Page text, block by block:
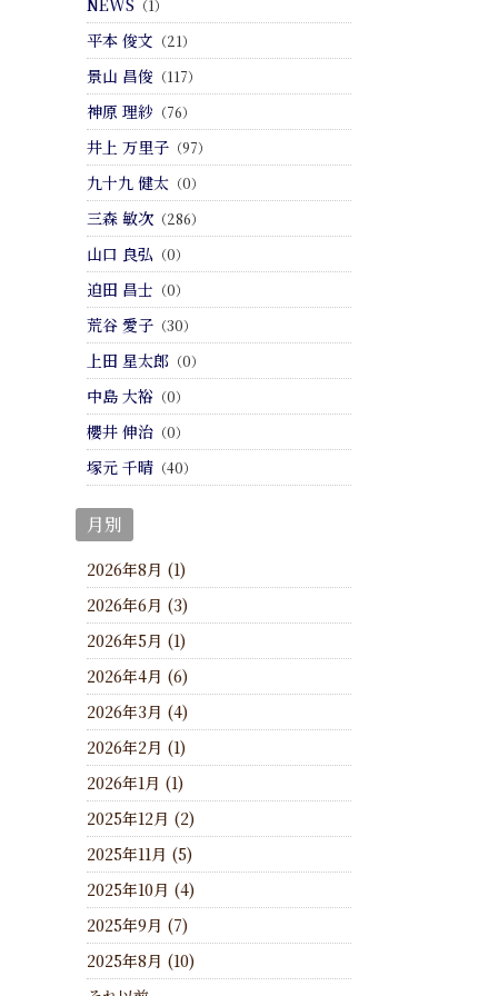
NEWS （1）
平本 俊文 （21）
景山 昌俊 （117）
神原 理紗 （76）
井上 万里子（97）
九十九 健太（0）
三森 敏次（286）
山口 良弘 （0）
迫田 昌士 （0）
荒谷 愛子（30）
上田 星太郎（0）
中島 大裕（0）
櫻井 伸治（0）
塚元 千晴（40）
月別
2026年8月 (1)
2026年6月 (3)
2026年5月 (1)
2026年4月 (6)
2026年3月 (4)
2026年2月 (1)
2026年1月 (1)
2025年12月 (2)
2025年11月 (5)
2025年10月 (4)
2025年9月 (7)
2025年8月 (10)